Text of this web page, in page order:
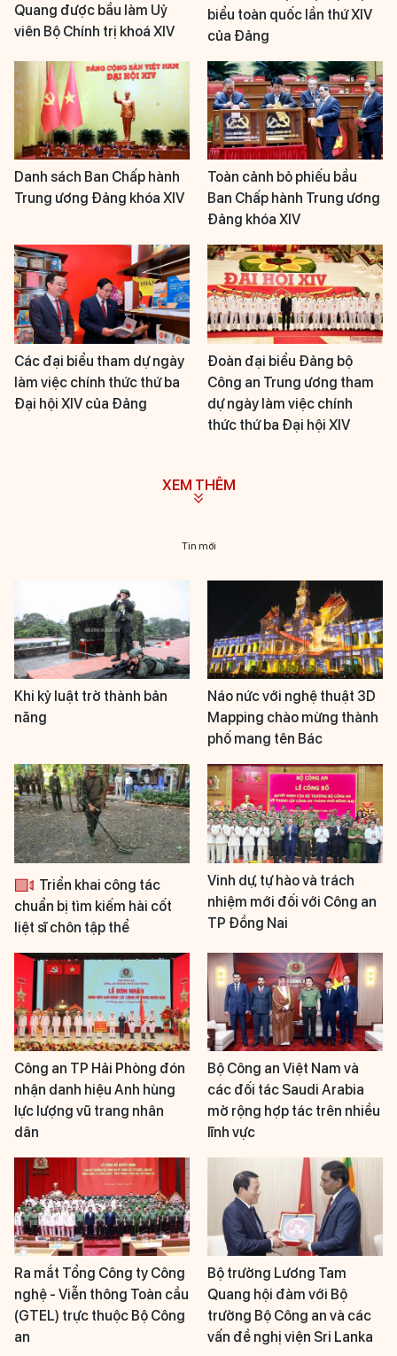
Quang được bầu làm Uỷ
viên Bộ Chính trị khoá XIV
biểu toàn quốc lần thứ XIV
của Đảng
Danh sách Ban Chấp hành
Trung ương Đảng khóa XIV
Toàn cảnh bỏ phiếu bầu
Ban Chấp hành Trung ương
Đảng khóa XIV
Các đại biểu tham dự ngày
làm việc chính thức thứ ba
Đại hội XIV của Đảng
Đoàn đại biểu Đảng bộ
Công an Trung ương tham
dự ngày làm việc chính
thức thứ ba Đại hội XIV
XEM THÊM
Tin mới
Khi kỷ luật trở thành bản
năng
Náo nức với nghệ thuật 3D
Mapping chào mừng thành
phố mang tên Bác
Triển khai công tác
chuẩn bị tìm kiếm hài cốt
liệt sĩ chôn tập thể
Vinh dự, tự hào và trách
nhiệm mới đối với Công an
TP Đồng Nai
Công an TP Hải Phòng đón
nhận danh hiệu Anh hùng
lực lượng vũ trang nhân
dân
Bộ Công an Việt Nam và
các đối tác Saudi Arabia
mở rộng hợp tác trên nhiều
lĩnh vực
Ra mắt Tổng Công ty Công
nghệ - Viễn thông Toàn cầu
(GTEL) trực thuộc Bộ Công
an
Bộ trưởng Lương Tam
Quang hội đàm với Bộ
trưởng Bộ Công an và các
vấn đề nghị viện Sri Lanka